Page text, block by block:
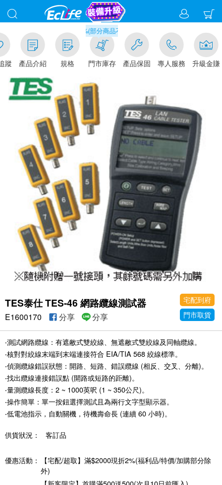
蹤 產品介紹 規格
滿千元門市取貨現折1%(部分商品不適用)-請點我看
門市庫存 產品保固 專人服務 升級金賺
TES泰仕 TES-46 網路纜線測試器
宅配到府
門市取貨
E1600170 分享 分享
‧測試網路纜線：有遮敝式雙絞線、無遮敝式雙絞線及同軸纜線。
‧核對對絞線末端到末端連接符合 EIA/TIA 568 絞線標準。
‧偵測纜線錯誤狀態：開路、短路、錯誤纜線 (相反、交叉、分離)。
‧找出纜線連接錯誤點 (開路或短路的距離)。
‧量測纜線長度：2 ~ 1000英呎 (1 ~ 350公尺)。
‧操作簡單：單一按鈕選擇測試且為兩行文字型顯示器。
‧低電池指示，自動關機，待機壽命長 (連續 60 小時)。
供貨狀況： 客訂品
優惠活動：
【宅配/超取】滿$2000現折2%(福利品/特價/加購部分除
外)